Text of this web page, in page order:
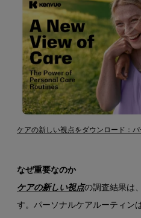
ケアの新しい視点をダウンロード：
なぜ重要なのか
ケアの新しい視点の調査結果は
す。パーソナルケアルーティン